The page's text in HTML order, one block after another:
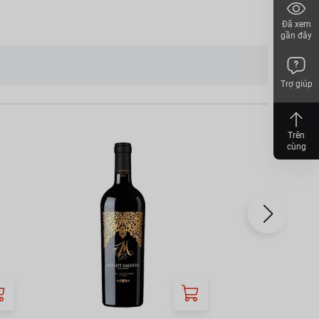
việt quất và một lát
Đã xem
gần đây
Trợ giúp
Trên
cùng